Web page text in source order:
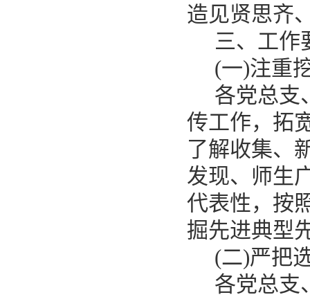
造见贤思齐
三、工作
(一)注重
各党总支
传工作，拓
了解收集、
发现、 师生
代表性，按
掘先进典型
(二)严把
各党总支